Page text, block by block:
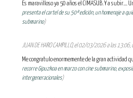
Es maravilloso ya 50 años el CIMASUB. Y a subir....
presenta el cartel de su 50ª edición, un homenaje a
submarino)
JUAN DE HARO CAMPILLO, el 02/03/2026 a las 13:06,
Me congratulo enormemente de la gran actividad
recorre Gipuzkoa en marzo con cine submarino,
intergeneracionales)